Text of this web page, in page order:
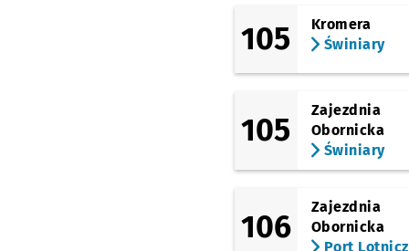
105
Kromera
Świniary
105
Zajezdnia
Obornicka
Świniary
106
Zajezdnia
Obornicka
Port